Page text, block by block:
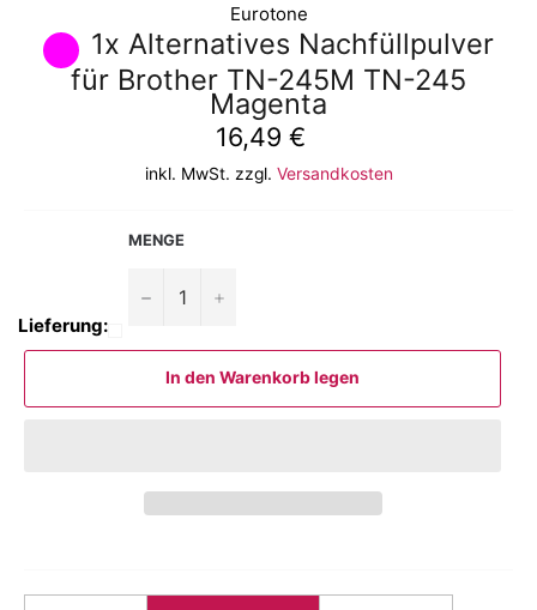
Eurotone
1x Alternatives Nachfüllpulver
für Brother TN-245M TN-245
Magenta
Normaler
Preis
16,49 €
inkl. MwSt. zzgl. Versandkosten
Lieferung:
MENGE
− +
In den Warenkorb legen